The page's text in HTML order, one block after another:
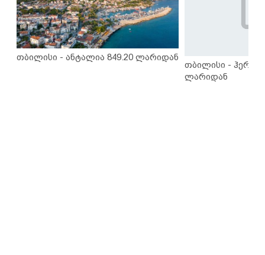
თბილისი - ანტალია 849.20 ლარიდან
თბილისი -
ლარიდან